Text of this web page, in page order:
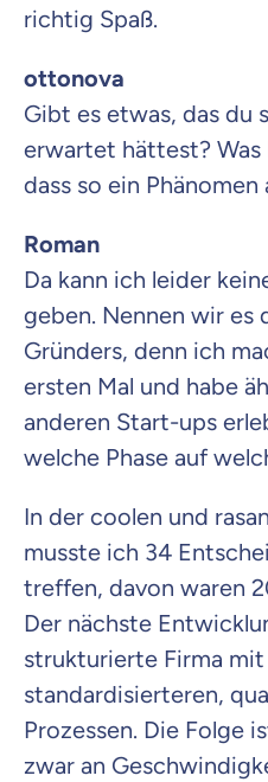
richtig Spaß.
ottonova
Gibt es etwas, das du
erwartet hättest?
dass so ein
Roman
Da kann ich leider
geben. Nennen wir es
Gründers, denn ich
ersten Mal und habe
anderen Start-ups
welche Phase auf
In der coolen und
musste ich 34
treffen, davon waren
Der nächste
strukturierte Firma
standardisierteren,
Prozessen. Die Folge
zwar an